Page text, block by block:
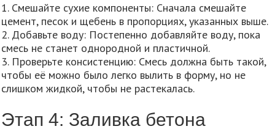
1. Смешайте сухие компоненты: Сначала смешайте
цемент, песок и щебень в пропорциях, указанных выше.
2. Добавьте воду: Постепенно добавляйте воду, пока
смесь не станет однородной и пластичной.
3. Проверьте консистенцию: Смесь должна быть такой,
чтобы её можно было легко вылить в форму, но не
слишком жидкой, чтобы не растекалась.
Этап 4: Заливка бетона